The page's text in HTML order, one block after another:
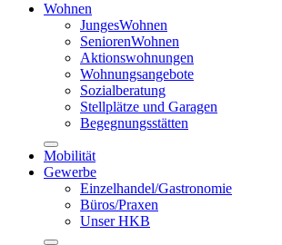
Wohnen
JungesWohnen
SeniorenWohnen
Aktionswohnungen
Wohnungsangebote
Sozialberatung
Stellplätze und Garagen
Begegnungsstätten
Mobilität
Gewerbe
Einzelhandel/Gastronomie
Büros/Praxen
Unser HKB